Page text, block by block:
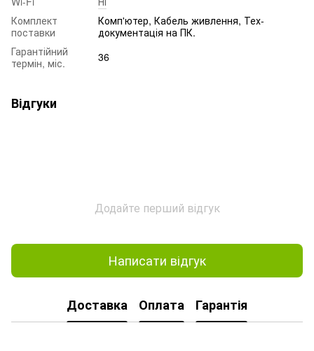
Комплект
поставки
Комп'ютер, Кабель живлення, Тех-
документація на ПК.
Гарантійний
термін, міс.
36
Відгуки
Додайте перший відгук
Написати відгук
Доставка Оплата Гарантія